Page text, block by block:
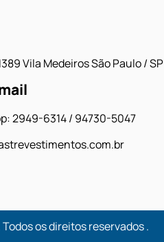
Vila Medeiros São Paulo / SP
2949-6314 / 94730-5047
os direitos reservados.